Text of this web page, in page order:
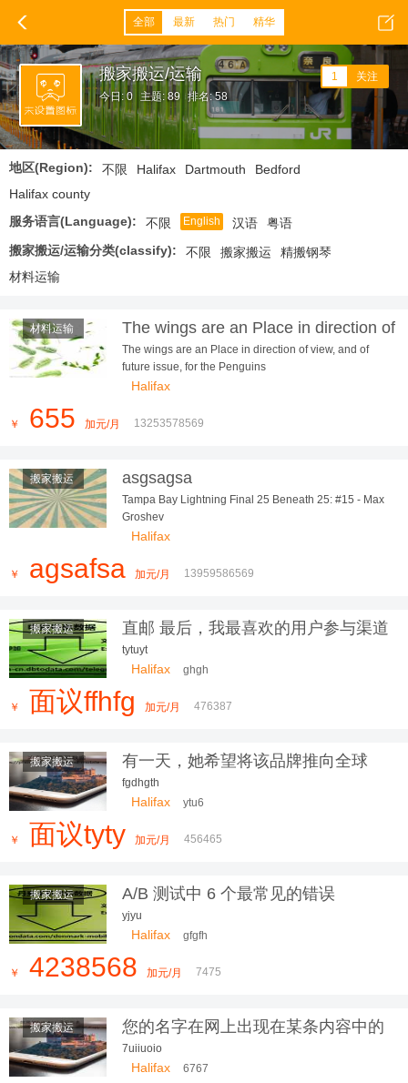
全部 最新 热门 精华
搬家搬运/运输
今日: 0 主题: 89 排名: 58
1 关注
地区(Region): 不限 Halifax Dartmouth
Bedford
Halifax county
服务语言(Language):
不限 English 汉语
粤语
搬家搬运/运输分类(classify):
不限 搬家搬运
精搬钢琴
材料运输
材料运输
The wings are an Place in direction of
view, and of future issue, for the P...
The wings are an Place in direction of view, and of
future issue, for the Penguins
Halifax
￥ 655 加元/月 13253578569
搬家搬运 asgsagsa
Tampa Bay Lightning Final 25 Beneath 25: #15 - Max
Groshev
Halifax
￥ agsafsa 加元/月 13959586569
搬家搬运 直邮 最后，我最喜欢的用户参与渠道
tytuyt
Halifax ghgh
￥ 面议ffhfg 加元/月 476387
搬家搬运
有一天，她希望将该品牌推向全球
（主要是为
fgdhgth
Halifax ytu6
￥ 面议tyty 加元/月 456465
搬家搬运 A/B 测试中 6 个最常见的错误
yjyu
Halifax gfgfh
￥ 4238568 加元/月 7475
搬家搬运
您的名字在网上出现在某条内容中的
次
7uiiuoio
Halifax 6767